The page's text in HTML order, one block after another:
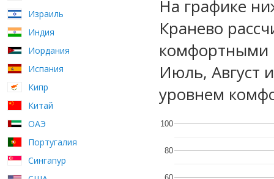
Израиль
Индия
Иордания
Испания
Кипр
Китай
ОАЭ
Португалия
Сингапур
На графике
Кранево
комфортными
Июль, Август
уровнем
80
100